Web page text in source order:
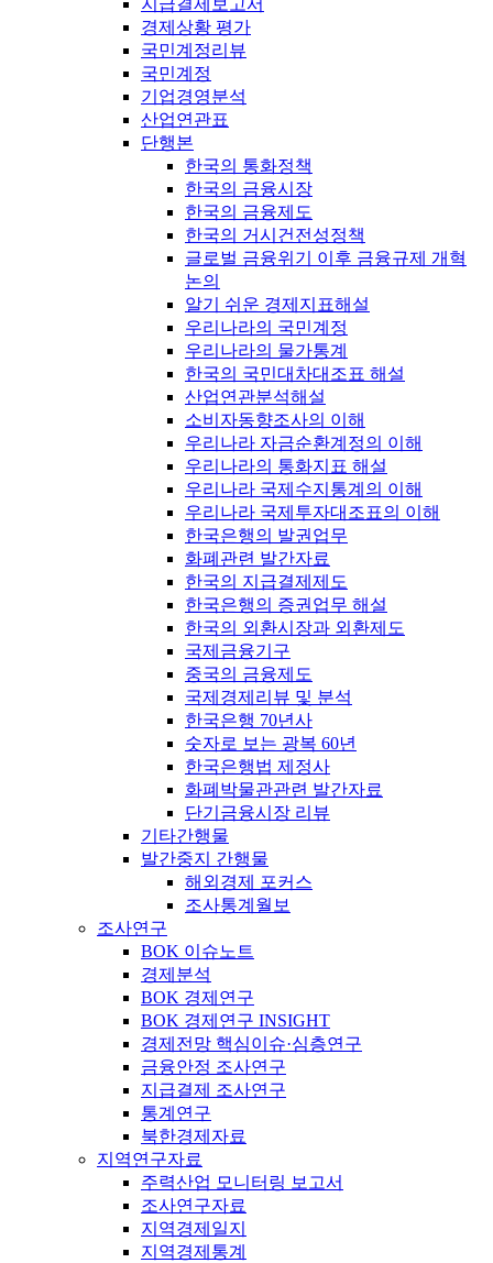
지급결제보고서
경제상황 평가
국민계정리뷰
국민계정
기업경영분석
산업연관표
단행본
한국의 통화정책
한국의 금융시장
한국의 금융제도
한국의 거시건전성정책
글로벌 금융위기 이후 금융규제 개혁
논의
알기 쉬운 경제지표해설
우리나라의 국민계정
우리나라의 물가통계
한국의 국민대차대조표 해설
산업연관분석해설
소비자동향조사의 이해
우리나라 자금순환계정의 이해
우리나라의 통화지표 해설
우리나라 국제수지통계의 이해
우리나라 국제투자대조표의 이해
한국은행의 발권업무
화폐관련 발간자료
한국의 지급결제제도
한국은행의 증권업무 해설
한국의 외환시장과 외환제도
국제금융기구
중국의 금융제도
국제경제리뷰 및 분석
한국은행 70년사
숫자로 보는 광복 60년
한국은행법 제정사
화폐박물관관련 발간자료
단기금융시장 리뷰
기타간행물
발간중지 간행물
해외경제 포커스
조사통계월보
조사연구
BOK 이슈노트
경제분석
BOK 경제연구
BOK 경제연구 INSIGHT
경제전망 핵심이슈·심층연구
금융안정 조사연구
지급결제 조사연구
통계연구
북한경제자료
지역연구자료
주력산업 모니터링 보고서
조사연구자료
지역경제일지
지역경제통계